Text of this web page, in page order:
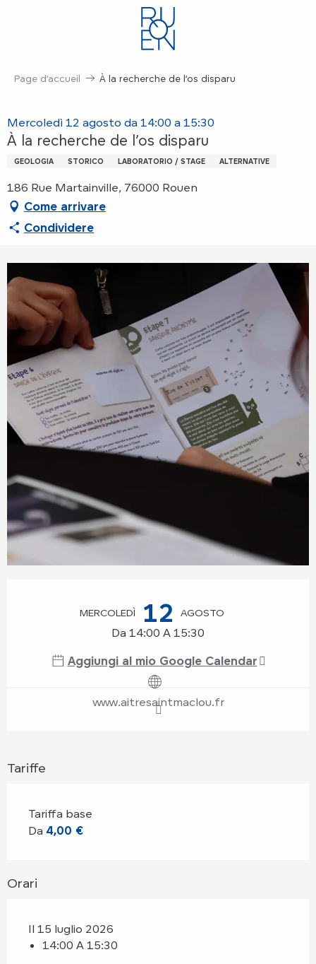
Page d’accueil À la recherche de l’os disparu
Mercoledì 12 agosto da 14:00 a 15:30
À la recherche de l’os disparu
GEOLOGIA STORICO LABORATORIO / STAGE ALTERNATIVE
186 Rue Martainville, 76000 Rouen
Come arrivare
Condividere
MERCOLEDÌ 12 AGOSTO
Da 14:00 A 15:30
Aggiungi al mio Google Calendar
www.aitresaintmaclou.fr
Tariffe
Tariffa base
Da 4,00 €
Orari
Il 15 luglio 2026
14:00 A 15:30